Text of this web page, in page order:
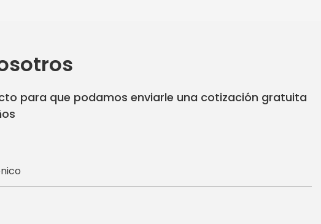
para que podamos enviarle una cotización gratuita